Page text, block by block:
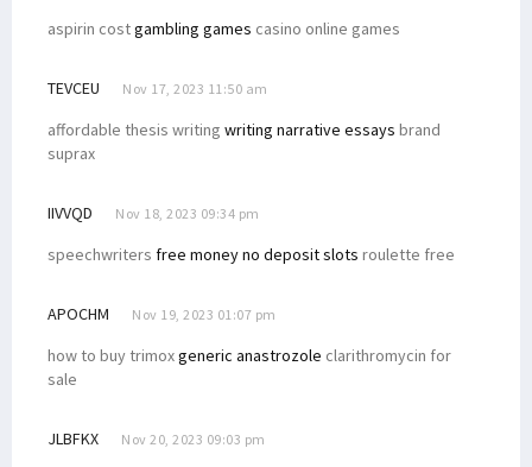
aspirin costgambling games casino online games
TEVCEU Nov 17, 2023 11:50 am
affordable thesis writing writing narrative essays brand
suprax
IIVVQD Nov 18, 2023 09:34 pm
speechwriters free money no deposit slots roulette free
APOCHM Nov 19, 2023 01:07 pm
how to buy trimoxgeneric anastrozole clarithromycin for
sale
JLBFKX Nov 20, 2023 09:03 pm